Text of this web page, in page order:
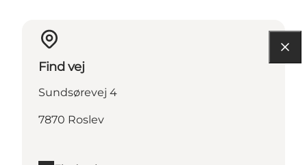
Find vej
Sundsørevej 4
7870 Roslev